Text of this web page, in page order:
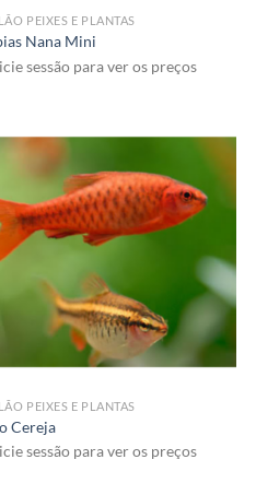
PEIXES E PLANTAS
Nana Mini
sessão para ver os preços
PEIXES E PLANTAS
Cereja
sessão para ver os preços